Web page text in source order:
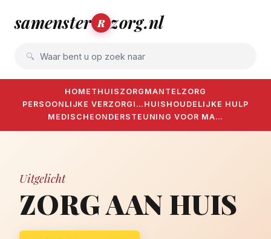
samenster R zorg.nl
Waar bent u op zoek naar
HOME THUISZORG MANTELZORG
PERSOONLIJKE VERZORGI… HUISHOUDELIJKE HULP
MEDISCHE ONDERSTEUNING VOOR MA…
Uitgelicht
ZORG AAN HUIS